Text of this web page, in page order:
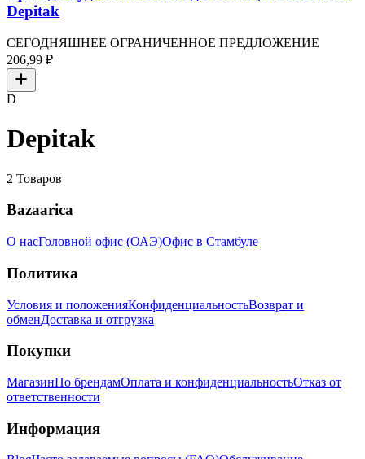
Depitak
СЕГОДНЯШНЕЕ ОГРАНИЧЕННОЕ ПРЕДЛОЖЕНИЕ
206,99 ₽
D
Depitak
2 Товаров
Bazaarica
О насГоловной офис (ОАЭ)Офис в Стамбуле
Политика
Условия и положенияКонфиденциальностьВозврат и
обменДоставка и отгрузка
Покупки
МагазинПо брендамОплата и конфиденциальностьОтказ от
ответственности
Информация